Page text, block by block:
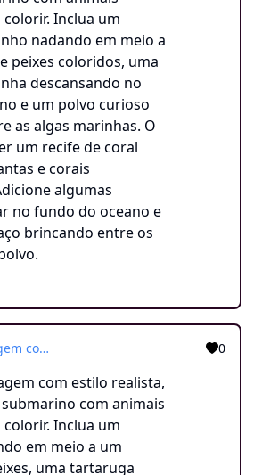
Crie uma imagem com estilo realista, de um cenário submarino com animais marinhos para colorir. Inclua um golfinho nadando em meio a um cardume de peixes, uma tartaruga marinha descansando no fundo do oceano e um polvo curioso escondido entre as algas marinhas. O cenário deve ser um recife de coral com muitas plantas e corais. Adicione algumas estrelas-do-mar no fundo do oceano e um peixe-palhaço brincando entre os tentáculos do polvo. 0